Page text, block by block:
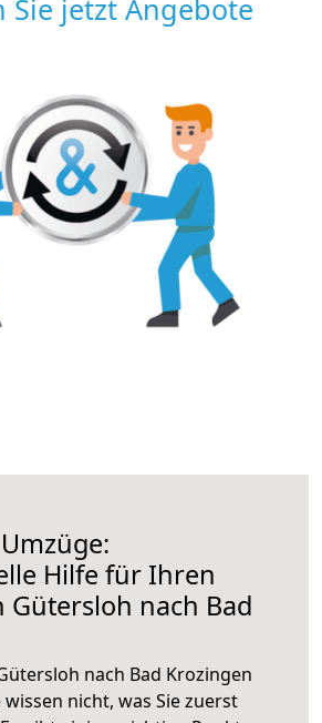
Sie jetzt Angebote
Hilfe für Ihren
Gütersloh nach Bad
nach Bad Krozingen
nicht, was Sie zuerst